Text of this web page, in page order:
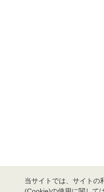
当サイトでは、サイトの